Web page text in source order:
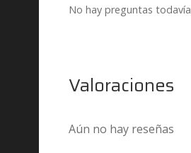
No hay preguntas todavía
Valoraciones
Aún no hay reseñas